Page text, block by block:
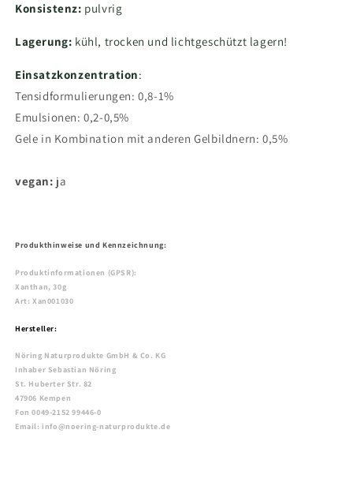
Konsistenz: pulvrig
Lagerung: kühl, trocken und lichtgeschützt lagern!
Einsatzkonzentration:
Tensidformulierungen: 0,8-1%
Emulsionen: 0,2-0,5%
Gele in Kombination mit anderen Gelbildnern: 0,5%
vegan: ja
Produkthinweise und Kennzeichnung:
Produktinformationen (GPSR):
Xanthan, 30g
Art: Xan001030
Hersteller:
Nöring Naturprodukte GmbH & Co. KG
Inhaber Sebastian Nöring
St. Huberter Str. 82
47906 Kempen
Fon 0049-2152 99446-0
Email: info@noering-naturprodukte.de